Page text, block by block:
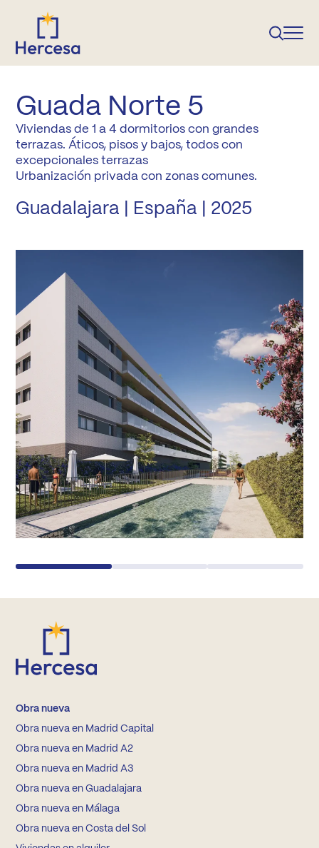
Guada Norte 5
Viviendas de 1 a 4 dormitorios con grandes
terrazas. Áticos, pisos y bajos, todos con
excepcionales terrazas
Urbanización privada con zonas comunes.
Guadalajara | España | 2025
Obra nueva
Obra nueva en Madrid Capital
Obra nueva en Madrid A2
Obra nueva en Madrid A3
Obra nueva en Guadalajara
Obra nueva en Málaga
Obra nueva en Costa del Sol